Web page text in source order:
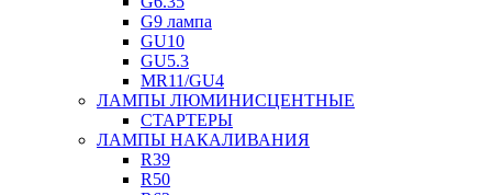
G9 лампа
GU10
GU5.3
MR11/GU4
ЛАМПЫ ЛЮМИНИСЦЕНТНЫЕ
СТАРТЕРЫ
ЛАМПЫ НАКАЛИВАНИЯ
R39
R50